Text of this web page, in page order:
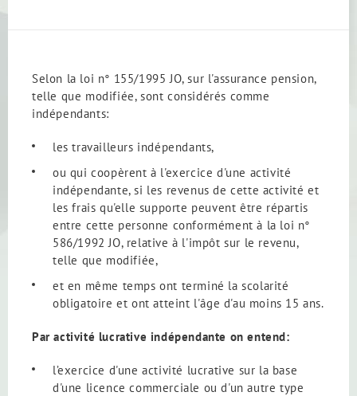
Selon la loi n° 155/1995 JO, sur l'assurance pension,
telle que modifiée, sont considérés comme
indépendants:
les travailleurs indépendants,
ou qui coopèrent à l'exercice d'une activité
indépendante, si les revenus de cette activité et
les frais qu'elle supporte peuvent être répartis
entre cette personne conformément à la loi n°
586/1992 JO, relative à l'impôt sur le revenu,
telle que modifiée,
et en même temps ont terminé la scolarité
obligatoire et ont atteint l'âge d'au moins 15 ans.
Par activité lucrative indépendante on entend:
l’exercice d'une activité lucrative sur la base
d'une licence commerciale ou d'un autre type